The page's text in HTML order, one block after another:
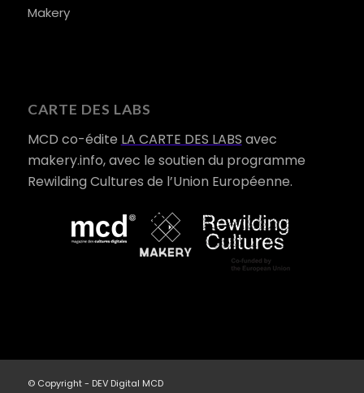
Makery
CARTE DES LABS
MCD co-édite LA CARTE DES LABS avec
makery.info, avec le soutien du programme
Rewilding Cultures de l’Union Européenne.
© Copyright - DEV Digital MCD